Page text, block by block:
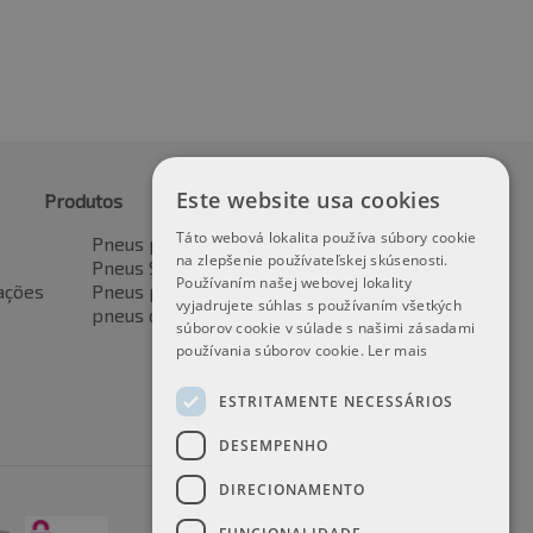
Produtos
Pneus para automóveis
Pneus SUV / 4x4
Pneus para veículos de transporte
pneus de motocicleta
Este website usa cookies
Táto webová lokalita používa súbory cookie
na zlepšenie používateľskej skúsenosti.
Používaním našej webovej lokality
vyjadrujete súhlas s používaním všetkých
súborov cookie v súlade s našimi zásadami
používania súborov cookie. Ler mais
ESTRITAMENTE NECESSÁRIOS
DESEMPENHO
DIRECIONAMENTO